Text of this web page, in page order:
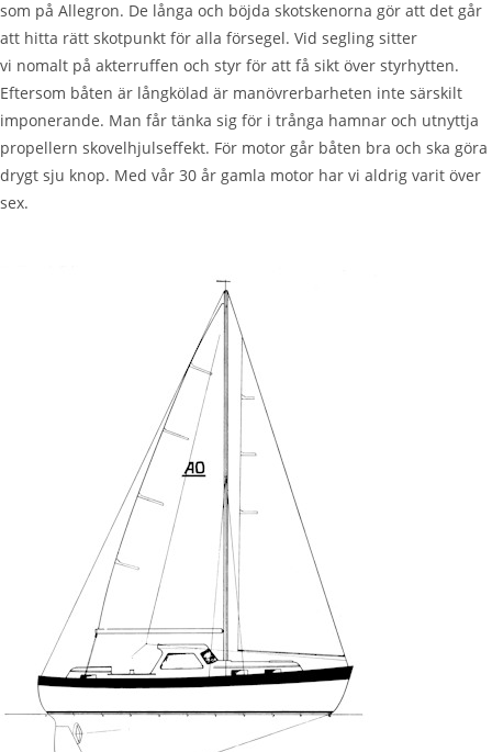
som på Allegron. De långa och böjda skotskenorna gör att det går
att hitta rätt skotpunkt för alla försegel. Vid segling sitter
vi nomalt på akterruffen och styr för att få sikt över styrhytten.
Eftersom båten är långkölad är manövrerbarheten inte särskilt
imponerande. Man får tänka sig för i trånga hamnar och utnyttja
propellern skovelhjulseffekt. För motor går båten bra och ska göra
drygt sju knop. Med vår 30 år gamla motor har vi aldrig varit över
sex.